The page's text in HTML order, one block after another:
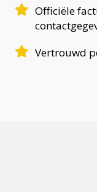
Officiële
Vertrouwd